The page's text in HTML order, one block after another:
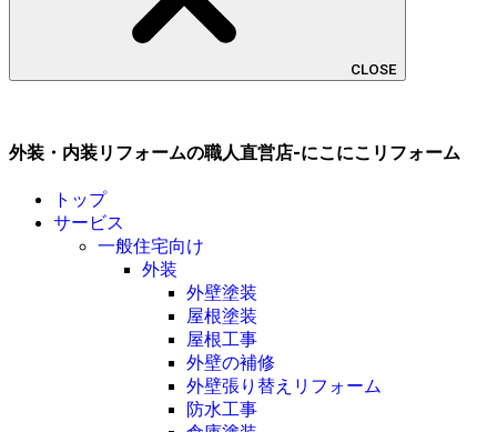
CLOSE
外装・内装リフォームの職人直営店-にこにこリフォーム
トップ
サービス
一般住宅向け
外装
外壁塗装
屋根塗装
屋根工事
外壁の補修
外壁張り替えリフォーム
防水工事